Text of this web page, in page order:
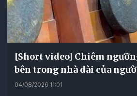
[Short video] Chiêm
bên trong nhà dài của
04/08/2026 11:01